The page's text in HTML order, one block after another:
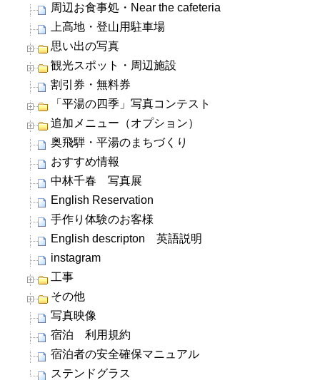
周辺お食事処・Near the cafeteria
上高地・登山用駐車場
思い出の写真
観光スポット・周辺施設
割引券・無料券
「平湯の四季」写真コンテスト
追加メニュー（オプション）
奥飛騨・平湯のまちづくり
おすすめ情報
中林千春 写真展
English Reservation
手作り体験のお客様
English descripton 英語説明
instagram
工事
その他
写真映像
宿泊 利用規約
宿泊者の安全確保マニュアル
ステンドグラス